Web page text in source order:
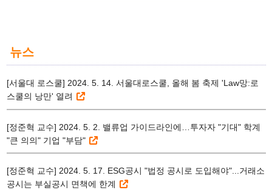
뉴스
[서울대 로스쿨] 2024. 5. 14. 서울대로스쿨, 올해 봄 축제 'Law망:로
스쿨의 낭만' 열려
[정준혁 교수] 2024. 5. 2. 밸류업 가이드라인에…투자자 "기대" 학계
"큰 의의" 기업 "부담"
[정준혁 교수] 2024. 5. 17. ESG공시 "법정 공시로 도입해야"...거래소
공시는 부실공시 면책에 한계